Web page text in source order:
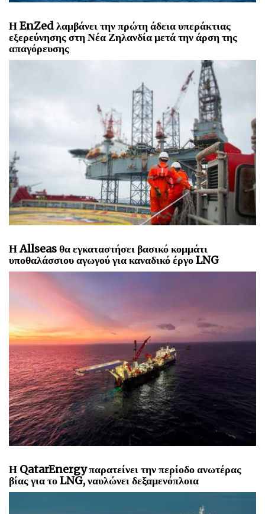
Η EnZed λαμβάνει την πρώτη άδεια υπεράκτιας
εξερεύνησης στη Νέα Ζηλανδία μετά την άρση της
απαγόρευσης
Η Allseas θα εγκαταστήσει βασικό κομμάτι
υποθαλάσσιου αγωγού για καναδικό έργο LNG
Η QatarEnergy παρατείνει την περίοδο ανωτέρας
βίας για το LNG, ναυλώνει δεξαμενόπλοια